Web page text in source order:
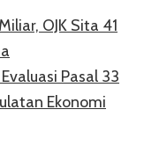
OJK Sita 41
Pasal 33
Ekonomi